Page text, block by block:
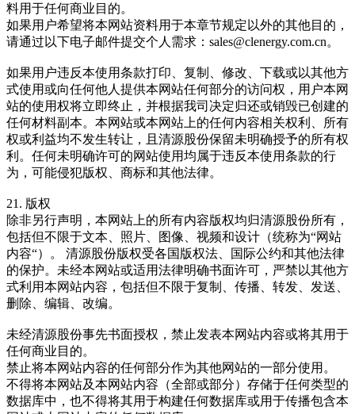
料用于任何商业目的。
如果用户希望将本网站资料用于本章节规定以外的其他目的，
请通过以下电子邮件提交个人需求：sales@clenergy.com.cn。
如果用户违反本使用条款打印、复制、修改、下载或以其他方
式使用或向任何他人提供本网站任何部分的访问权，用户本网
站的使用权将立即终止，并根据我司决定归还或销毁已创建的
任何材料副本。本网站或本网站上的任何内容相关权利、所有
权或利益均不发生转让，且清源股份保留未明确授予的所有权
利。任何未明确许可的网站使用均属于违反本使用条款的行
为，可能侵犯版权、商标和其他法律。
21. 版权
除非另行声明，本网站上的所有内容版权均归清源股份所有，
包括但不限于文本、照片、图像、视频和设计（统称为“网站
内容“）。 清源股份版权受各国版权法、国际公约和其他法律
的保护。未经本网站或适用法律明确书面许可，严禁以其他方
式利用本网站内容，包括但不限于复制、传播、转发、发送、
删除、编辑、改编。
未经清源股份事先书面授权，禁止发表本网站内容或将其用于
任何商业目的。
禁止将本网站内容的任何部分作为其他网站的一部分使用。
不得将本网站及本网站内容（全部或部分）存储于任何类型的
数据库中，也不得将其用于构建任何数据库或用于传播包含本